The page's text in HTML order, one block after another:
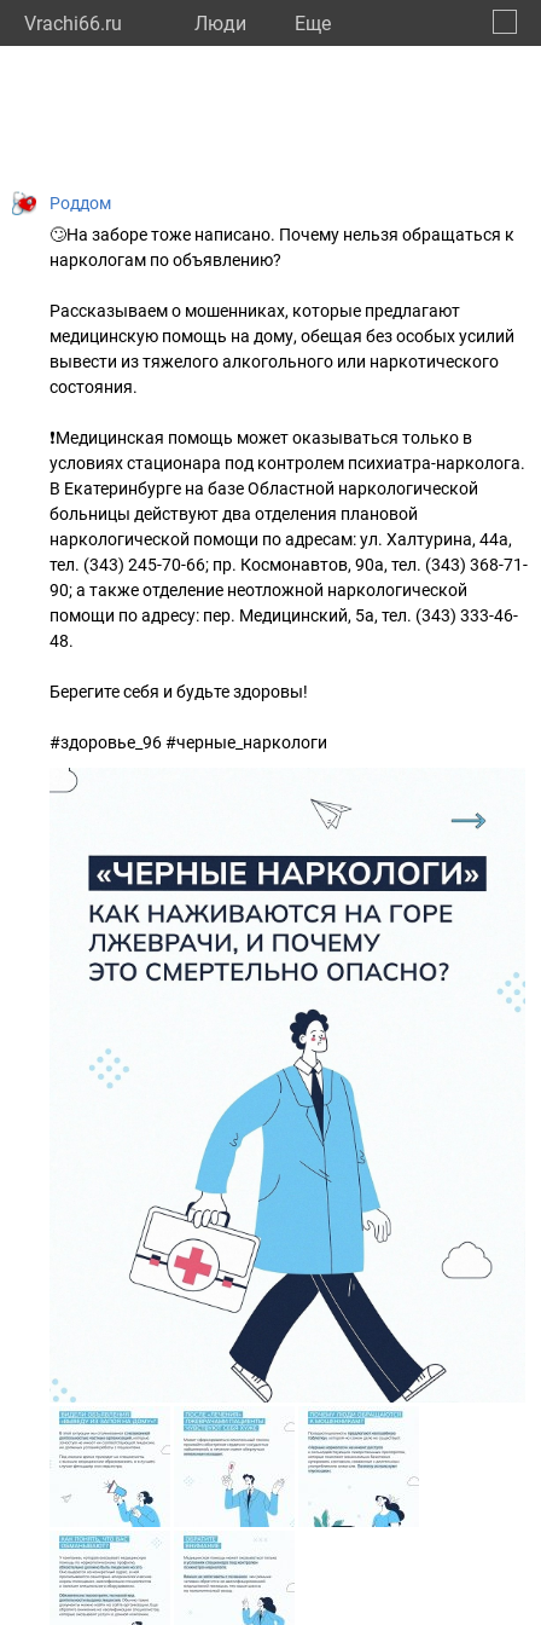
Vrachi66.ru Люди Eще
Роддом
🙄На заборе тоже написано. Почему нельзя обращаться к
наркологам по объявлению?
Рассказываем о мошенниках, которые предлагают
медицинскую помощь на дому, обещая без особых усилий
вывести из тяжелого алкогольного или наркотического
состояния.
❗Медицинская помощь может оказываться только в
условиях стационара под контролем психиатра-нарколога.
В Екатеринбурге на базе Областной наркологической
больницы действуют два отделения плановой
наркологической помощи по адресам: ул. Халтурина, 44а,
тел. (343) 245-70-66; пр. Космонавтов, 90а, тел. (343) 368-71-
90; а также отделение неотложной наркологической
помощи по адресу: пер. Медицинский, 5а, тел. (343) 333-46-
48.
Берегите себя и будьте здоровы!
#здоровье_96 #черные_наркологи